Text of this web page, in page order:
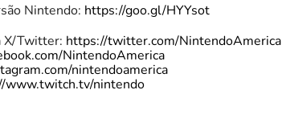
Nintendo: https://goo.gl/HYYsot
X/Twitter: https://twitter.com/NintendoAmerica
NintendoAmerica
nintendoamerica
www.twitch.tv/nintendo